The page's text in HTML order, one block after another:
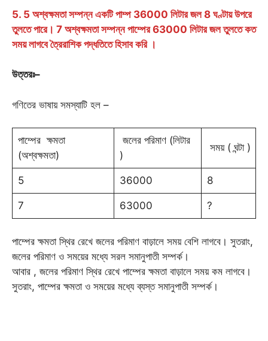
5. 5 অশ্বক্ষমতা সম্পন্ন একটি পাম্প 36000 লিটার জল 8 ঘণ্টায় উপরে
তুলতে পারে। 7 অশ্বক্ষমতা সম্পন্ন পাম্পের 63000 লিটার জল তুলতে কত
সময় লাগবে ত্রৈরাশিক পদ্ধতিতে হিসাব করি ।
উত্তরঃ–
গণিতের ভাষায় সমস্যাটি হল –
পাম্পের ক্ষমতা
(অশ্বক্ষমতা)
জলের পরিমাণ (লিটার
)
সময় ( ঘন্টা )
5 36000 8
7 63000 ?
পাম্পের ক্ষমতা স্থির রেখে জলের পরিমাণ বাড়ালে সময় বেশি লাগবে। সুতরাং,
জলের পরিমাণ ও সময়ের মধ্যে সরল সমানুপাতী সম্পর্ক।
আবার , জলের পরিমাণ স্থির রেখে পাম্পের ক্ষমতা বাড়ালে সময় কম লাগবে।
সুতরাং, পাম্পের ক্ষমতা ও সময়ের মধ্যে ব্যস্ত সমানুপাতী সম্পর্ক।